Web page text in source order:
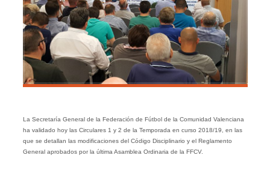
La Secretaría General de la Federación de Fútbol de la Comunidad Valenciana
ha validado hoy las Circulares 1 y 2 de la Temporada en curso 2018/19, en las
que se detallan las modificaciones del Código Disciplinario y el Reglamento
General aprobados por la última Asamblea Ordinaria de la FFCV.